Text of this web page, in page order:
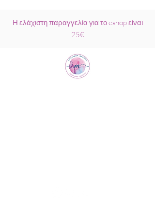
Η ελάχιστη παραγγελία για το eshop είναι
25€